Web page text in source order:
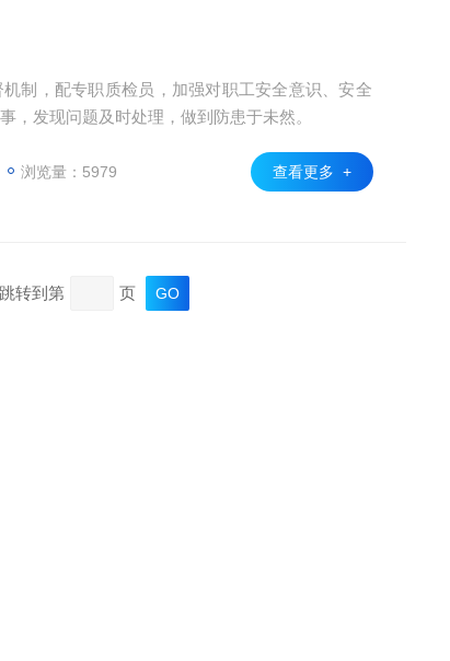
制，配专职质检员，加强对职工安全意识、安全
，发现问题及时处理，做到防患于未然。
浏览量：5979 查看更多 +
转到第 页